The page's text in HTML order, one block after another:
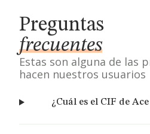
Preguntas
frecuentes
Estas son alguna de las
hacen nuestros usuarios
¿Cuál es el CIF de